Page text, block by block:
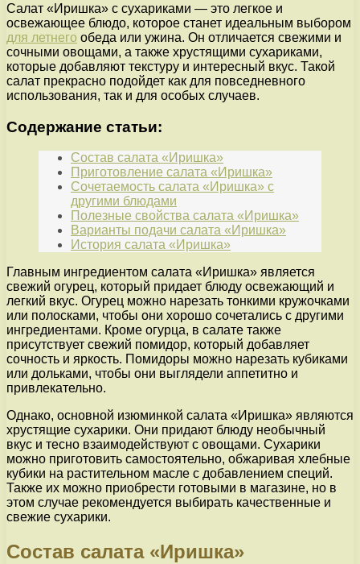
Салат «Иришка» с сухариками — это легкое и
освежающее блюдо, которое станет идеальным выбором
для летнего обеда или ужина. Он отличается свежими и
сочными овощами, а также хрустящими сухариками,
которые добавляют текстуру и интересный вкус. Такой
салат прекрасно подойдет как для повседневного
использования, так и для особых случаев.
Содержание статьи:
Состав салата «Иришка»
Приготовление салата «Иришка»
Сочетаемость салата «Иришка» с
другими блюдами
Полезные свойства салата «Иришка»
Варианты подачи салата «Иришка»
История салата «Иришка»
Главным ингредиентом салата «Иришка» является
свежий огурец, который придает блюду освежающий и
легкий вкус. Огурец можно нарезать тонкими кружочками
или полосками, чтобы они хорошо сочетались с другими
ингредиентами. Кроме огурца, в салате также
присутствует свежий помидор, который добавляет
сочность и яркость. Помидоры можно нарезать кубиками
или дольками, чтобы они выглядели аппетитно и
привлекательно.
Однако, основной изюминкой салата «Иришка» являются
хрустящие сухарики. Они придают блюду необычный
вкус и тесно взаимодействуют с овощами. Сухарики
можно приготовить самостоятельно, обжаривая хлебные
кубики на растительном масле с добавлением специй.
Также их можно приобрести готовыми в магазине, но в
этом случае рекомендуется выбирать качественные и
свежие сухарики.
Состав салата «Иришка»